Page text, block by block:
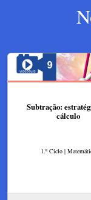
Subtração:
cálculo
1.º Ciclo |